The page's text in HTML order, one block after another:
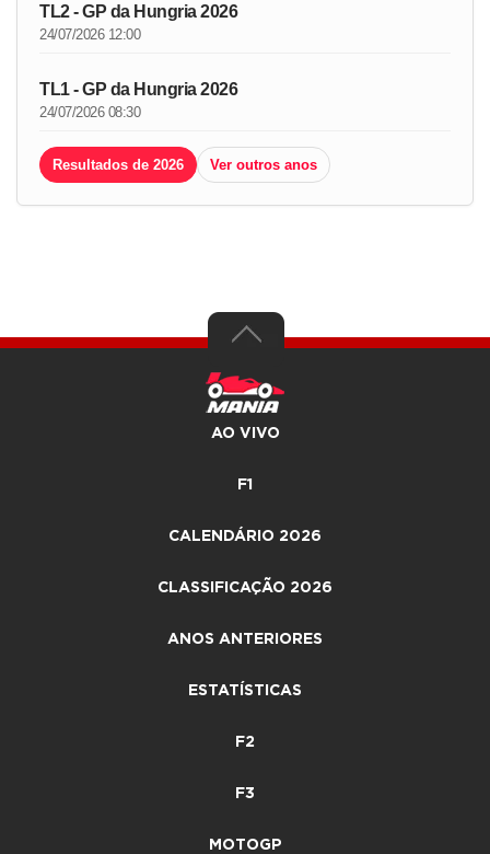
TL2 - GP da Hungria 2026
24/07/2026 12:00
TL1 - GP da Hungria 2026
24/07/2026 08:30
Resultados de 2026 Ver outros anos
AO VIVO
F1
CALENDÁRIO 2026
CLASSIFICAÇÃO 2026
ANOS ANTERIORES
ESTATÍSTICAS
F2
F3
MOTOGP